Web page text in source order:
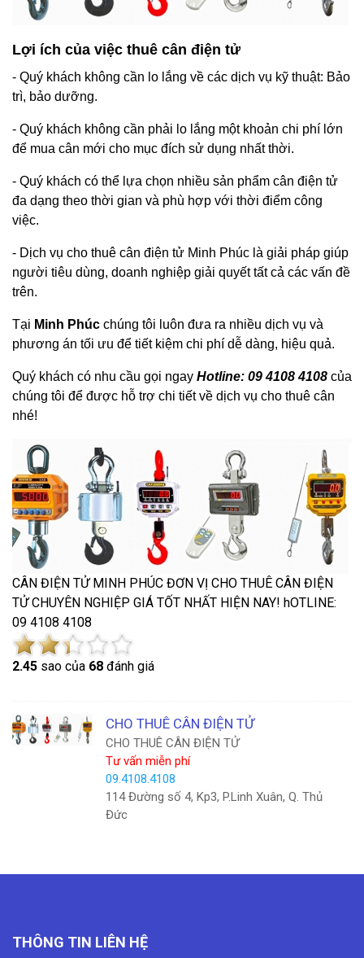
Lợi ích của việc thuê cân điện tử
- Quý khách không cần lo lắng về các dịch vụ kỹ thuật: Bảo
trì, bảo dưỡng.
- Quý khách không cần phải lo lắng một khoản chi phí lớn
để mua cân mới cho mục đích sử dụng nhất thời.
- Quý khách có thể lựa chọn nhiều sản phẩm cân điện tử
đa dạng theo thời gian và phù hợp với thời điểm công
việc.
- Dịch vụ cho thuê cân điện tử Minh Phúc là giải pháp giúp
người tiêu dùng, doanh nghiệp giải quyết tất cả các vấn đề
trên.
Tại Minh Phúc chúng tôi luôn đưa ra nhiều dịch vụ và
phương án tối ưu để tiết kiệm chi phí dễ dàng, hiệu quả.
Quý khách có nhu cầu gọi ngay Hotline: 09 4108 4108 của
chúng tôi để được hỗ trợ chi tiết về dịch vụ cho thuê cân
nhé!
CÂN ĐIỆN TỬ MINH PHÚC ĐƠN VỊ CHO THUÊ CÂN ĐIỆN
TỬ CHUYÊN NGHIỆP GIÁ TỐT NHẤT HIỆN NAY! hOTLINE:
09 4108 4108
2.45 sao của 68 đánh giá
CHO THUÊ CÂN ĐIỆN TỬ
CHO THUÊ CÂN ĐIỆN TỬ
Tư vấn miễn phí
09.4108.4108
114 Đường số 4, Kp3, P.Linh Xuân, Q. Thủ
Đức
THÔNG TIN LIÊN HỆ